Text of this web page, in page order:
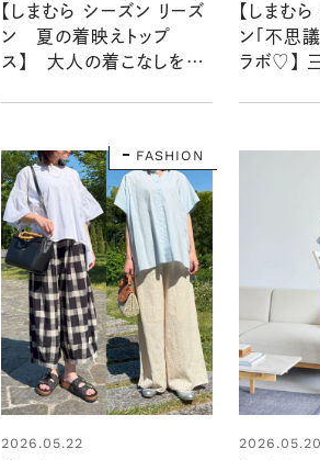
【しまむら シーズン リーズ
ン 夏の着映えトップ
ス】 大人の着こなしをア
【しまむ
ン「不思
ラボ♡】
FASHION
2026.05.22 2026.05.20